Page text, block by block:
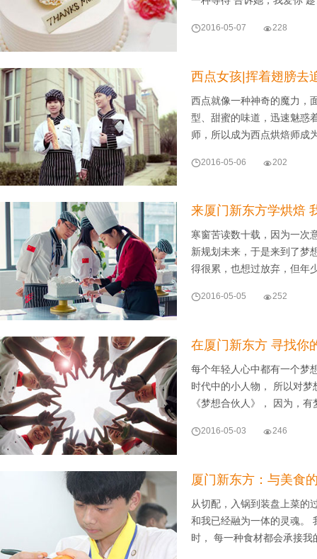
2016-05-07 228
西点女孩|挥着翅膀去
西点就像一种神奇的魔力，
型、甜蜜的味道，迅速魅惑
师，所以成为西点烘焙师
2016-05-06 202
来厦门新东方学烘焙
寒窗苦读数十载，因为一次
新规划未来，于是来到了梦
得很累，也想过放弃，但
2016-05-05 252
在厦门新东方 寻找你
每个年轻人心中都有一个梦
时代中的小人物， 所以对
《梦想合伙人》， 因为，
2016-05-03 246
厦门新东方：与美食
从切配，入锅到装盘上菜的
和我已经融为一体的灵魂。
时， 每一种食材都会承接